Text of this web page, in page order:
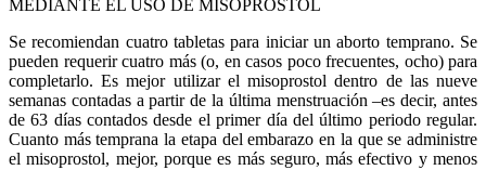
MEDIANTE EL USO DE MISOPROSTOL
Se recomiendan cuatro tabletas para iniciar un aborto temprano. Se
pueden requerir cuatro más (o, en casos poco frecuentes, ocho) para
completarlo. Es mejor utilizar el misoprostol dentro de las nueve
semanas contadas a partir de la última menstruación –es decir, antes
de 63 días contados desde el primer día del último periodo regular.
Cuanto más temprana la etapa del embarazo en la que se administre
el misoprostol, mejor, porque es más seguro, más efectivo y menos